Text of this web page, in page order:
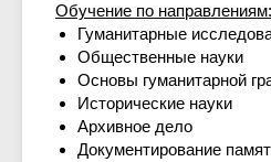
Обучение по направлениям:
Гуманитарные
Общественные науки
Основы гуманитарной
Исторические науки
Архивное дело
Документирование